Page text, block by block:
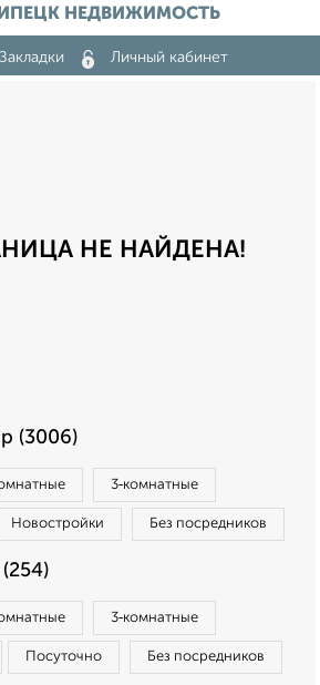
НЕДВИЖИМОСТЬ
Закладки Личный кабинет
НЕ НАЙДЕНА!
(3006)
3‑комнатные
Новостройки Без посредников
3‑комнатные
Посуточно Без посредников